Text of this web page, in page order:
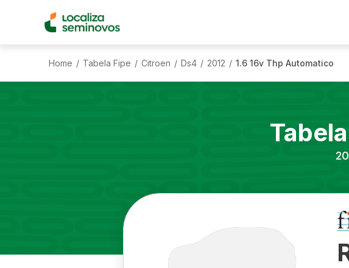
Home / Tabela Fipe / Citroen / Ds4 / 2012 / 1.6 16v Thp Automatico